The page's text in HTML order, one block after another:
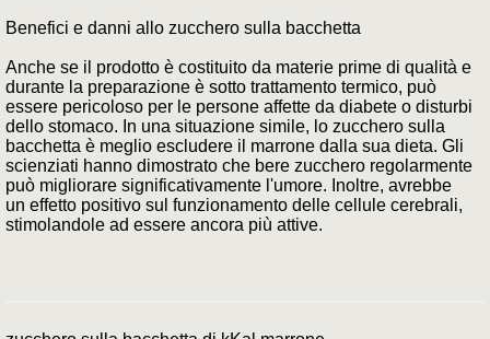
Benefici e danni allo zucchero sulla bacchetta
Anche se il prodotto è costituito da materie prime di qualità e
durante la preparazione è sotto trattamento termico, può
essere pericoloso per le persone affette da diabete o disturbi
dello stomaco. In una situazione simile, lo zucchero sulla
bacchetta è meglio escludere il marrone dalla sua dieta. Gli
scienziati hanno dimostrato che bere zucchero regolarmente
può migliorare significativamente l'umore. Inoltre, avrebbe
un effetto positivo sul funzionamento delle cellule cerebrali,
stimolandole ad essere ancora più attive.